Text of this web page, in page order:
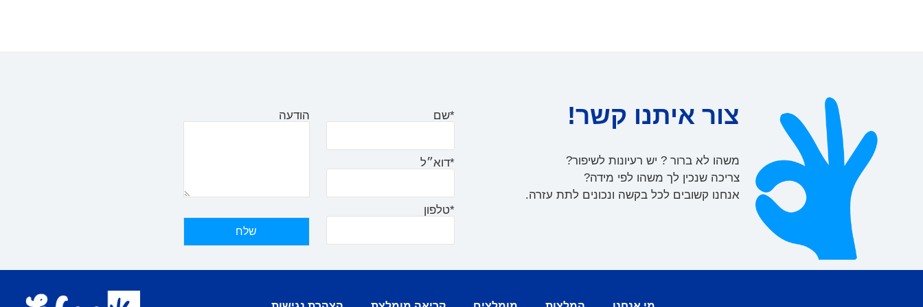
צור איתנו קשר!
משהו לא ברור ? יש רעיונות לשיפור?
צריכה שנכין לך משהו לפי מידה?
אנחנו קשובים לכל בקשה ונכונים לתת עזרה.
*שם
*דוא״ל
*טלפון
הודעה